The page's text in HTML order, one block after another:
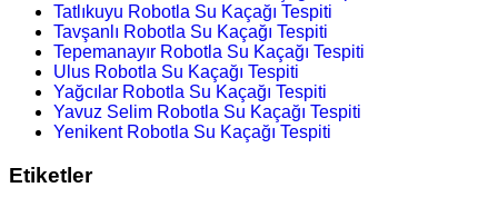
Tatlıkuyu Robotla Su Kaçağı Tespiti
Tavşanlı Robotla Su Kaçağı Tespiti
Tepemanayır Robotla Su Kaçağı Tespiti
Ulus Robotla Su Kaçağı Tespiti
Yağcılar Robotla Su Kaçağı Tespiti
Yavuz Selim Robotla Su Kaçağı Tespiti
Yenikent Robotla Su Kaçağı Tespiti
Etiketler